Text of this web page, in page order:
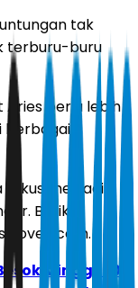
tak
terburu-buru
Aries perlu lebih
berbagai
fokus menjadi
Berikut
Minggu 10